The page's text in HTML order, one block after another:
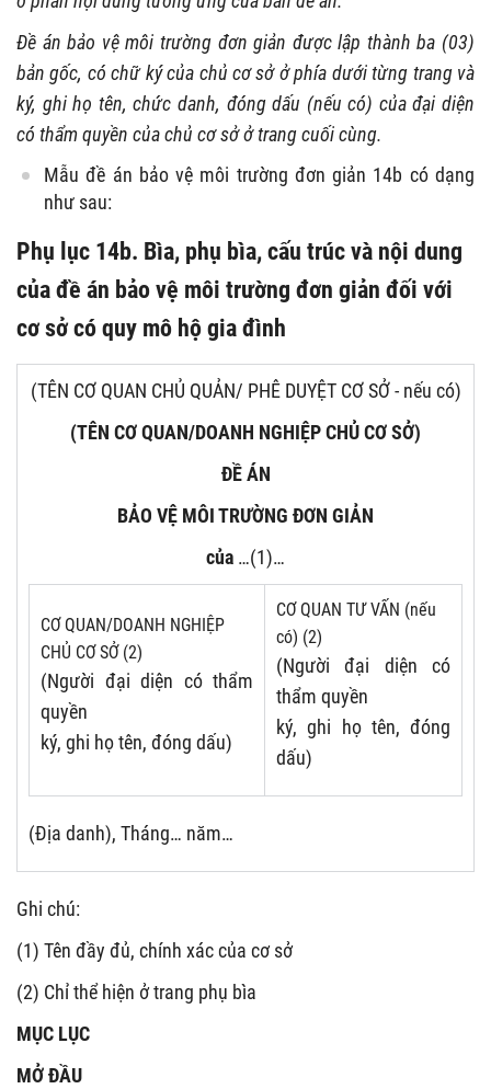
Đề án bảo vệ môi trường đơn giản được lập thành ba (03)
bản gốc, có chữ ký của chủ cơ sở ở phía dưới từng trang và
ký, ghi họ tên, chức danh, đóng dấu (nếu có) của đại diện
có thẩm quyền của chủ cơ sở ở trang cuối cùng.
Mẫu đề án bảo vệ môi trường đơn giản 14b có dạng
như sau:
Phụ lục 14b. Bìa, phụ bìa, cấu trúc và nội dung
của đề án bảo vệ môi trường đơn giản đối với
cơ sở có quy mô hộ gia đình
(TÊN CƠ QUAN CHỦ QUẢN/ PHÊ DUYỆT CƠ SỞ - nếu có)
(TÊN CƠ QUAN/DOANH NGHIỆP CHỦ CƠ SỞ)
ĐỀ ÁN
BẢO VỆ MÔI TRƯỜNG ĐƠN GIẢN
của …(1)…
CƠ QUAN/DOANH NGHIỆP
CHỦ CƠ SỞ (2)
(Người đại diện có thẩm
quyền
ký, ghi họ tên, đóng dấu)
CƠ QUAN TƯ VẤN (nếu
có) (2)
(Người đại diện có
thẩm quyền
ký, ghi họ tên, đóng
dấu)
(Địa danh), Tháng… năm…
Ghi chú:
(1) Tên đầy đủ, chính xác của cơ sở
(2) Chỉ thể hiện ở trang phụ bìa
MỤC LỤC
MỞ ĐẦU